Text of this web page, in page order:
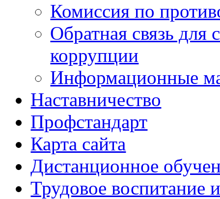
Комиссия по
Обратная связь
коррупции
Информационные
Наставничество
Профстандарт
Карта сайта
Дистанционное
Трудовое воспитание